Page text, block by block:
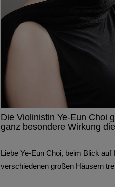
Die Violinistin Ye-Eun Choi
ganz besondere Wirkung
Liebe Ye-Eun Choi, beim Blick
verschiedenen großen Häusern